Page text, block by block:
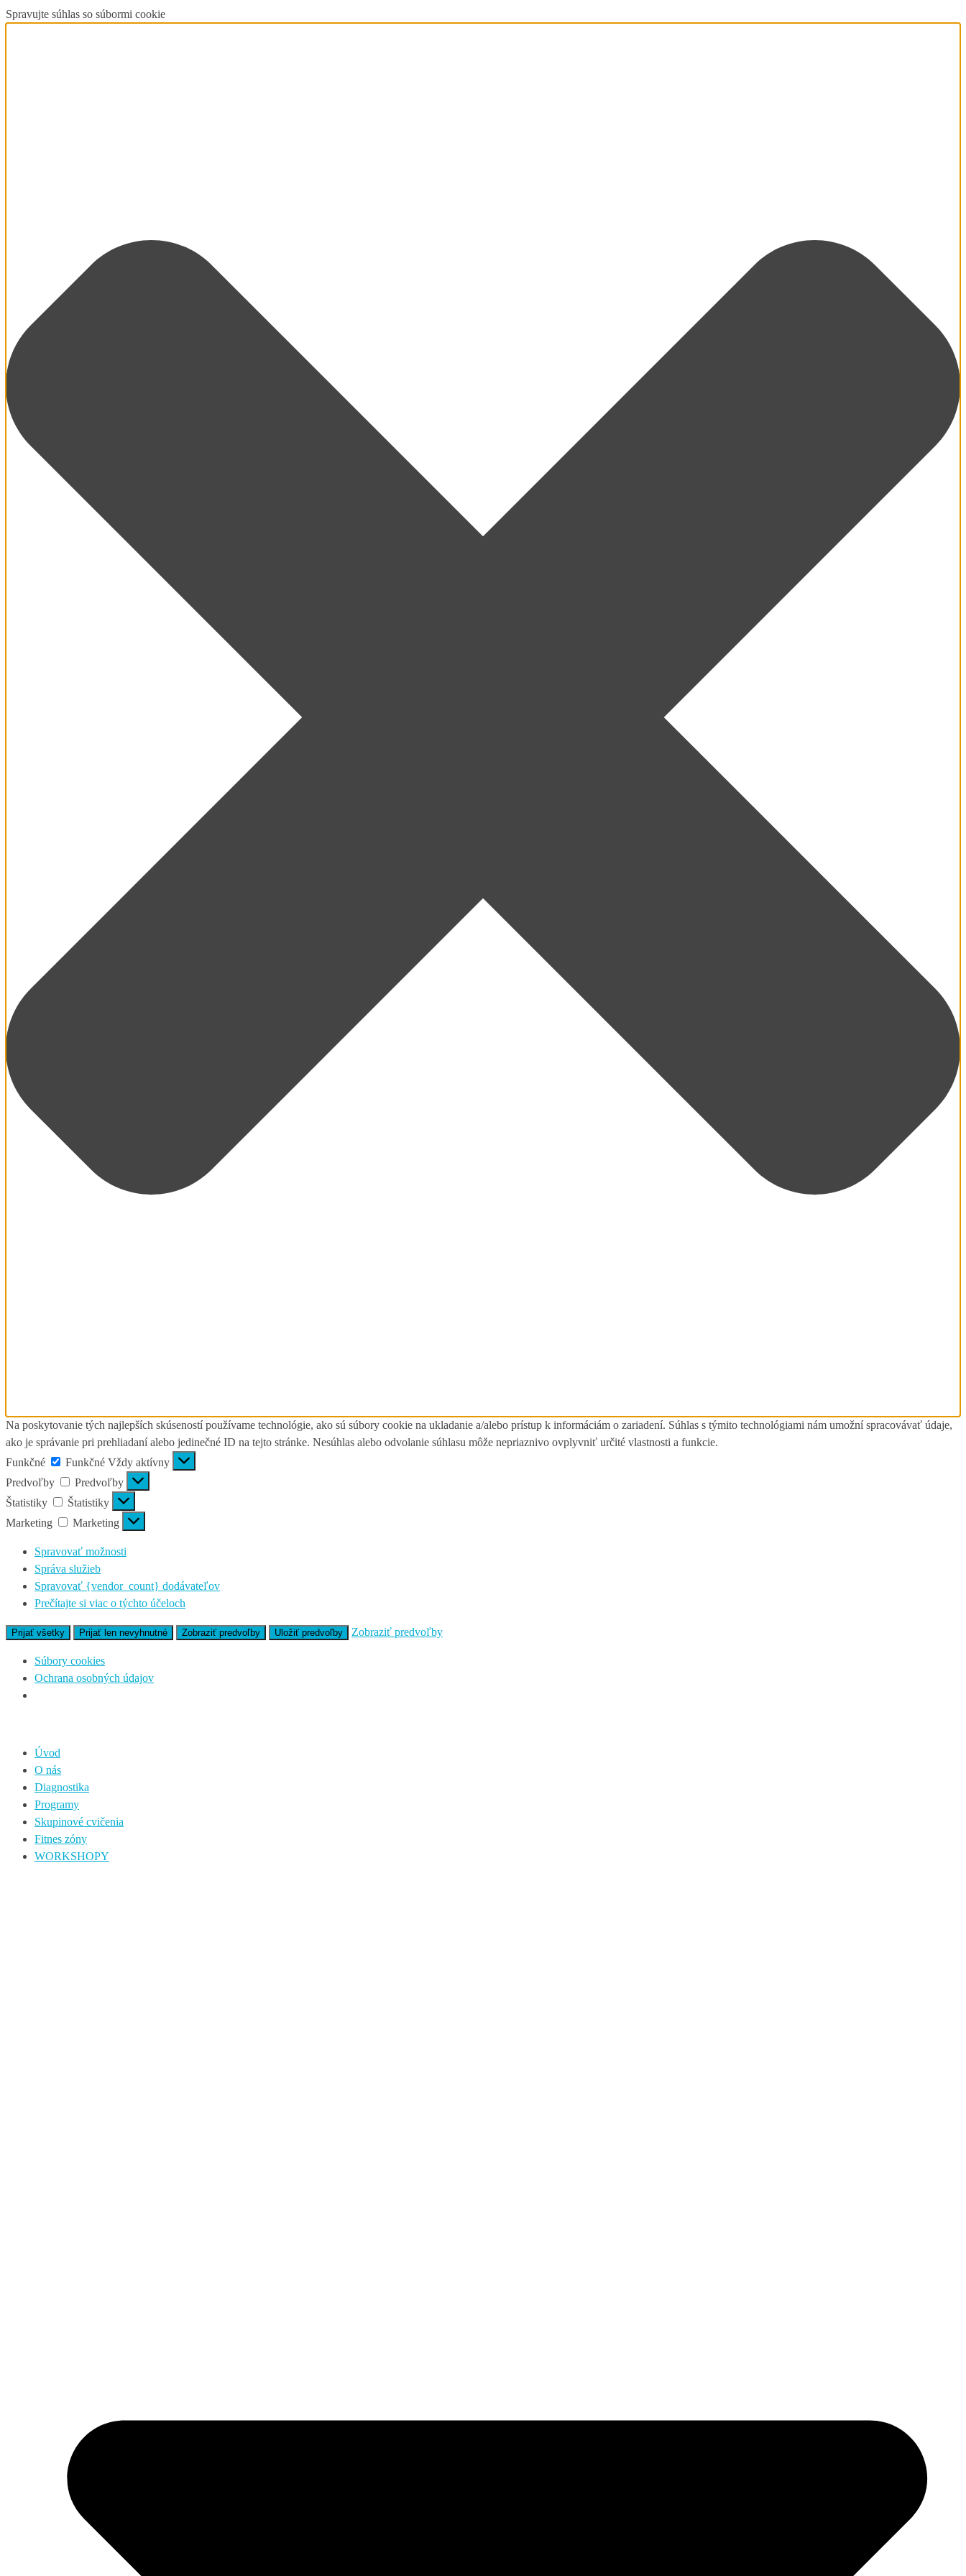
Spravujte súhlas so súbormi cookie
Na poskytovanie tých najlepších skúseností používame technológie, ako sú súbory cookie na ukladanie a/alebo prístup k informáciám o zariadení. Súhlas s týmito technológiami nám umožní spracovávať údaje,
ako je správanie pri prehliadaní alebo jedinečné ID na tejto stránke. Nesúhlas alebo odvolanie súhlasu môže nepriaznivo ovplyvniť určité vlastnosti a funkcie.
Funkčné
Funkčné Vždy aktívny
Predvoľby
Predvoľby
Štatistiky
Štatistiky
Marketing
Marketing
Spravovať možnosti
Správa služieb
Spravovať {vendor_count} dodávateľov
Prečítajte si viac o týchto účeloch
Prijať všetky Prijať len nevyhnutné Zobraziť predvoľby Uložiť predvoľby Zobraziť predvoľby
Súbory cookies
Ochrana osobných údajov
Úvod
O nás
Diagnostika
Programy
Skupinové cvičenia
Fitnes zóny
WORKSHOPY